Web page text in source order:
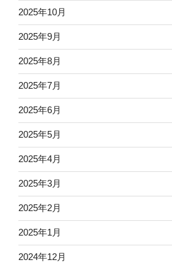
2025年10月
2025年9月
2025年8月
2025年7月
2025年6月
2025年5月
2025年4月
2025年3月
2025年2月
2025年1月
2024年12月